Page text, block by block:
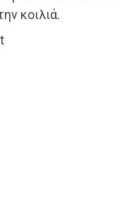
κοιλιά.